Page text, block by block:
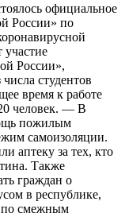
официальное
России» по
России»,
студентов
время к работе
человек. — В
пожилым
самоизоляции.
аптеку за тех, кто
Также
граждан о
в республике,
по смежным